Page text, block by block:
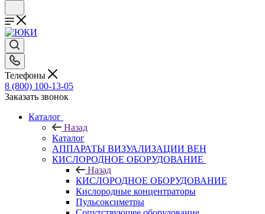
Телефоны
8 (800) 100-13-05
Заказать звонок
Каталог
Назад
Каталог
АППАРАТЫ ВИЗУАЛИЗАЦИИ ВЕН
КИСЛОРОДНОЕ ОБОРУДОВАНИЕ
Назад
КИСЛОРОДНОЕ ОБОРУДОВАНИЕ
Кислородные концентраторы
Пульсоксиметры